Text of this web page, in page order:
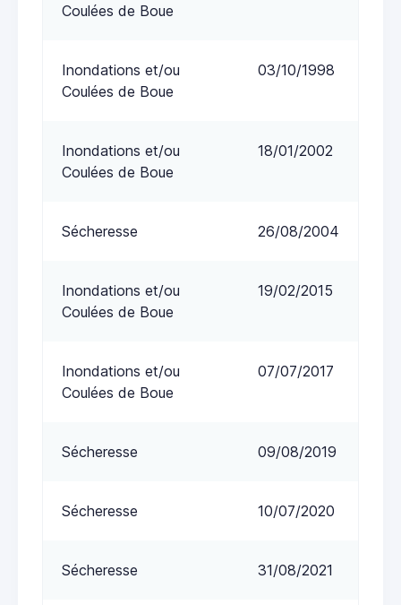
Coulées de Boue
Inondations et/ou
Coulées de Boue
03/10/1998
Inondations et/ou
Coulées de Boue
18/01/2002
Sécheresse 26/08/2004
Inondations et/ou
Coulées de Boue
19/02/2015
Inondations et/ou
Coulées de Boue
07/07/2017
Sécheresse 09/08/2019
Sécheresse 10/07/2020
Sécheresse 31/08/2021